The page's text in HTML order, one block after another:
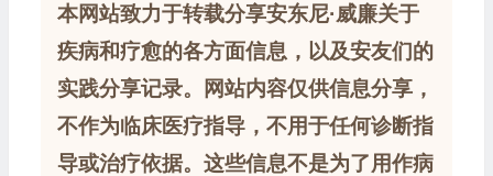
本网站致力于转载分享安东尼·威廉关于
疾病和疗愈的各方面信息，以及安友们的
实践分享记录。网站内容仅供信息分享，
不作为临床医疗指导，不用于任何诊断指
导或治疗依据。这些信息不是为了用作病